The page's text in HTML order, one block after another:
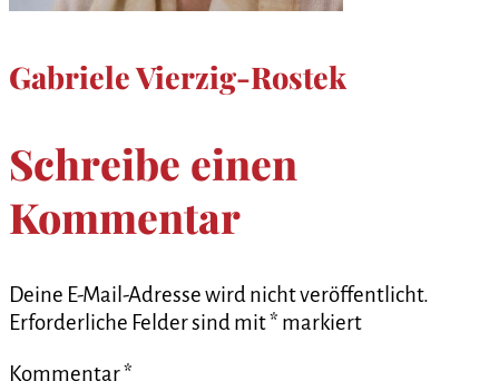
Gabriele Vierzig-Rostek
Schreibe einen
Kommentar
Deine E-Mail-Adresse wird nicht veröffentlicht.
Erforderliche Felder sind mit* markiert
Kommentar*